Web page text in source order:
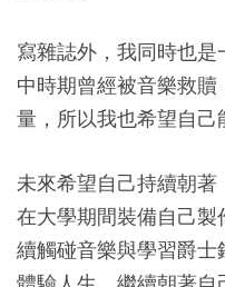
寫雜誌外，我同時也
中時期曾經被音樂救
量，所以我也希望自己
未來希望自己持續朝著
在大學期間裝備自己
續觸碰音樂與學習爵士